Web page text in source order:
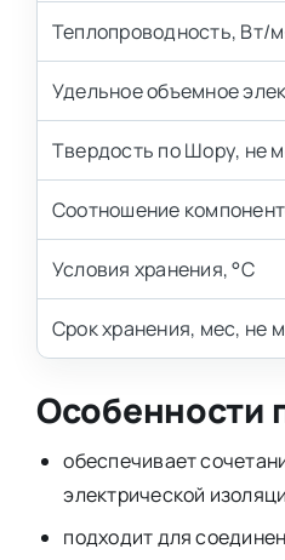
Теплопроводность, Вт/
Удельное объемное
Твердость по Шору, не
Соотношение
Условия хранения, °С
Срок хранения, мес, не
Особенности
обеспечивает
электрической
подходит для